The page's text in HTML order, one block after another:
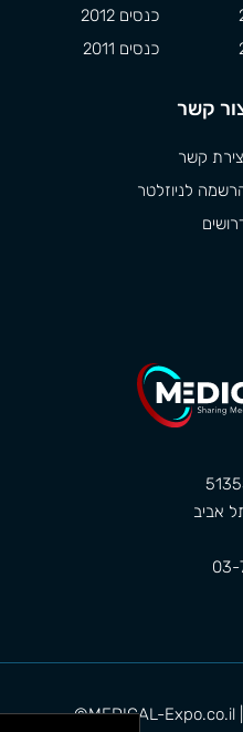
כנסים 2012
כנסים 2011
קשר
קשר
לניוזלטר
MEDICAL-Expo.co.il